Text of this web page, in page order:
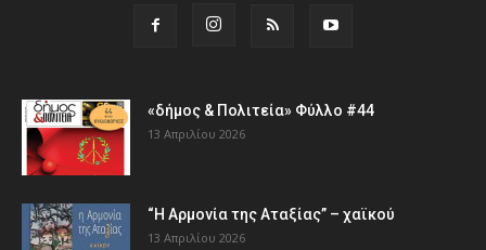
«δήμος & Πολιτεία» Φύλλο #44
13 Απριλίου 2026
“Η Αρμονία της Αταξίας” – χαϊκού
13 Απριλίου 2026